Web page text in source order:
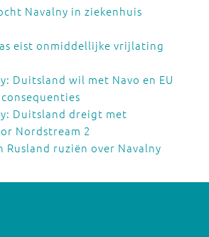
Navalny in ziekenhuis
eist onmiddellijke vrijlating
Duitsland wil met Navo en EU
Duitsland dreigt met
Nordstream 2
Rusland ruziën over Navalny